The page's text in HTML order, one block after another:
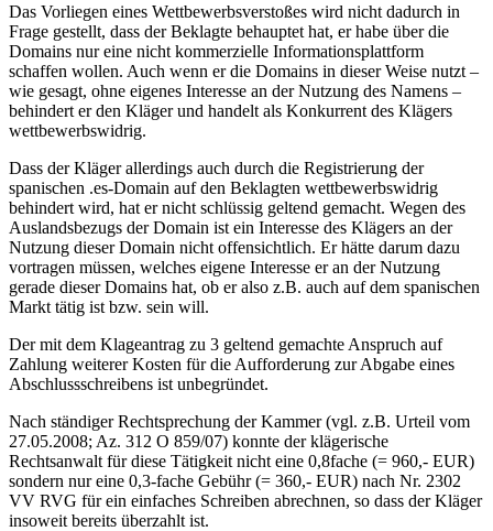
Das Vorliegen eines Wettbewerbsverstoßes wird nicht dadurch in
Frage gestellt, dass der Beklagte behauptet hat, er habe über die
Domains nur eine nicht kommerzielle Informationsplattform
schaffen wollen. Auch wenn er die Domains in dieser Weise nutzt –
wie gesagt, ohne eigenes Interesse an der Nutzung des Namens –
behindert er den Kläger und handelt als Konkurrent des Klägers
wettbewerbswidrig.
Dass der Kläger allerdings auch durch die Registrierung der
spanischen .es-Domain auf den Beklagten wettbewerbswidrig
behindert wird, hat er nicht schlüssig geltend gemacht. Wegen des
Auslandsbezugs der Domain ist ein Interesse des Klägers an der
Nutzung dieser Domain nicht offensichtlich. Er hätte darum dazu
vortragen müssen, welches eigene Interesse er an der Nutzung
gerade dieser Domains hat, ob er also z.B. auch auf dem spanischen
Markt tätig ist bzw. sein will.
Der mit dem Klageantrag zu 3 geltend gemachte Anspruch auf
Zahlung weiterer Kosten für die Aufforderung zur Abgabe eines
Abschlussschreibens ist unbegründet.
Nach ständiger Rechtsprechung der Kammer (vgl. z.B. Urteil vom
27.05.2008; Az. 312 O 859/07) konnte der klägerische
Rechtsanwalt für diese Tätigkeit nicht eine 0,8fache (= 960,- EUR)
sondern nur eine 0,3-fache Gebühr (= 360,- EUR) nach Nr. 2302
VV RVG für ein einfaches Schreiben abrechnen, so dass der Kläger
insoweit bereits überzahlt ist.